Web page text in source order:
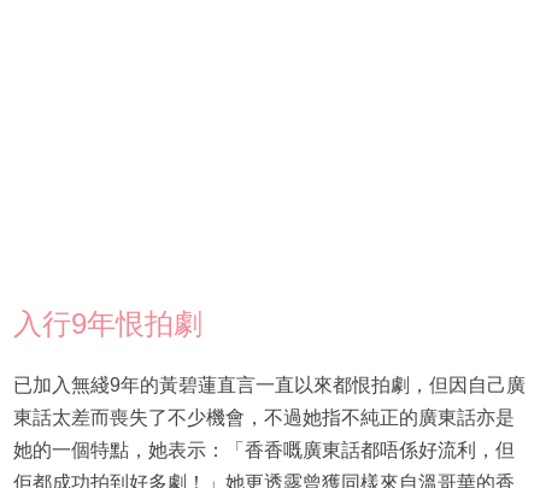
入行9年恨拍劇
已加入無綫9年的黃碧蓮直言一直以來都恨拍劇，但因自己廣
東話太差而喪失了不少機會，不過她指不純正的廣東話亦是
她的一個特點，她表示：「香香嘅廣東話都唔係好流利，但
佢都成功拍到好多劇！」她更透露曾獲同樣來自溫哥華的香